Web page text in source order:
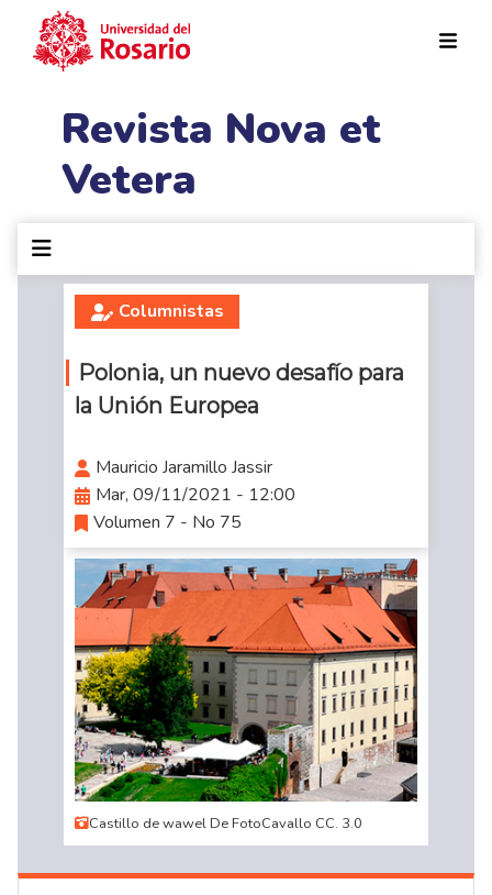
Revista Nova et
Vetera
Columnistas
Polonia, un nuevo desafío para
la Unión Europea
Mauricio Jaramillo Jassir
Mar, 09/11/2021 - 12:00
Volumen 7 - No 75
Castillo de wawel De FotoCavallo CC. 3.0